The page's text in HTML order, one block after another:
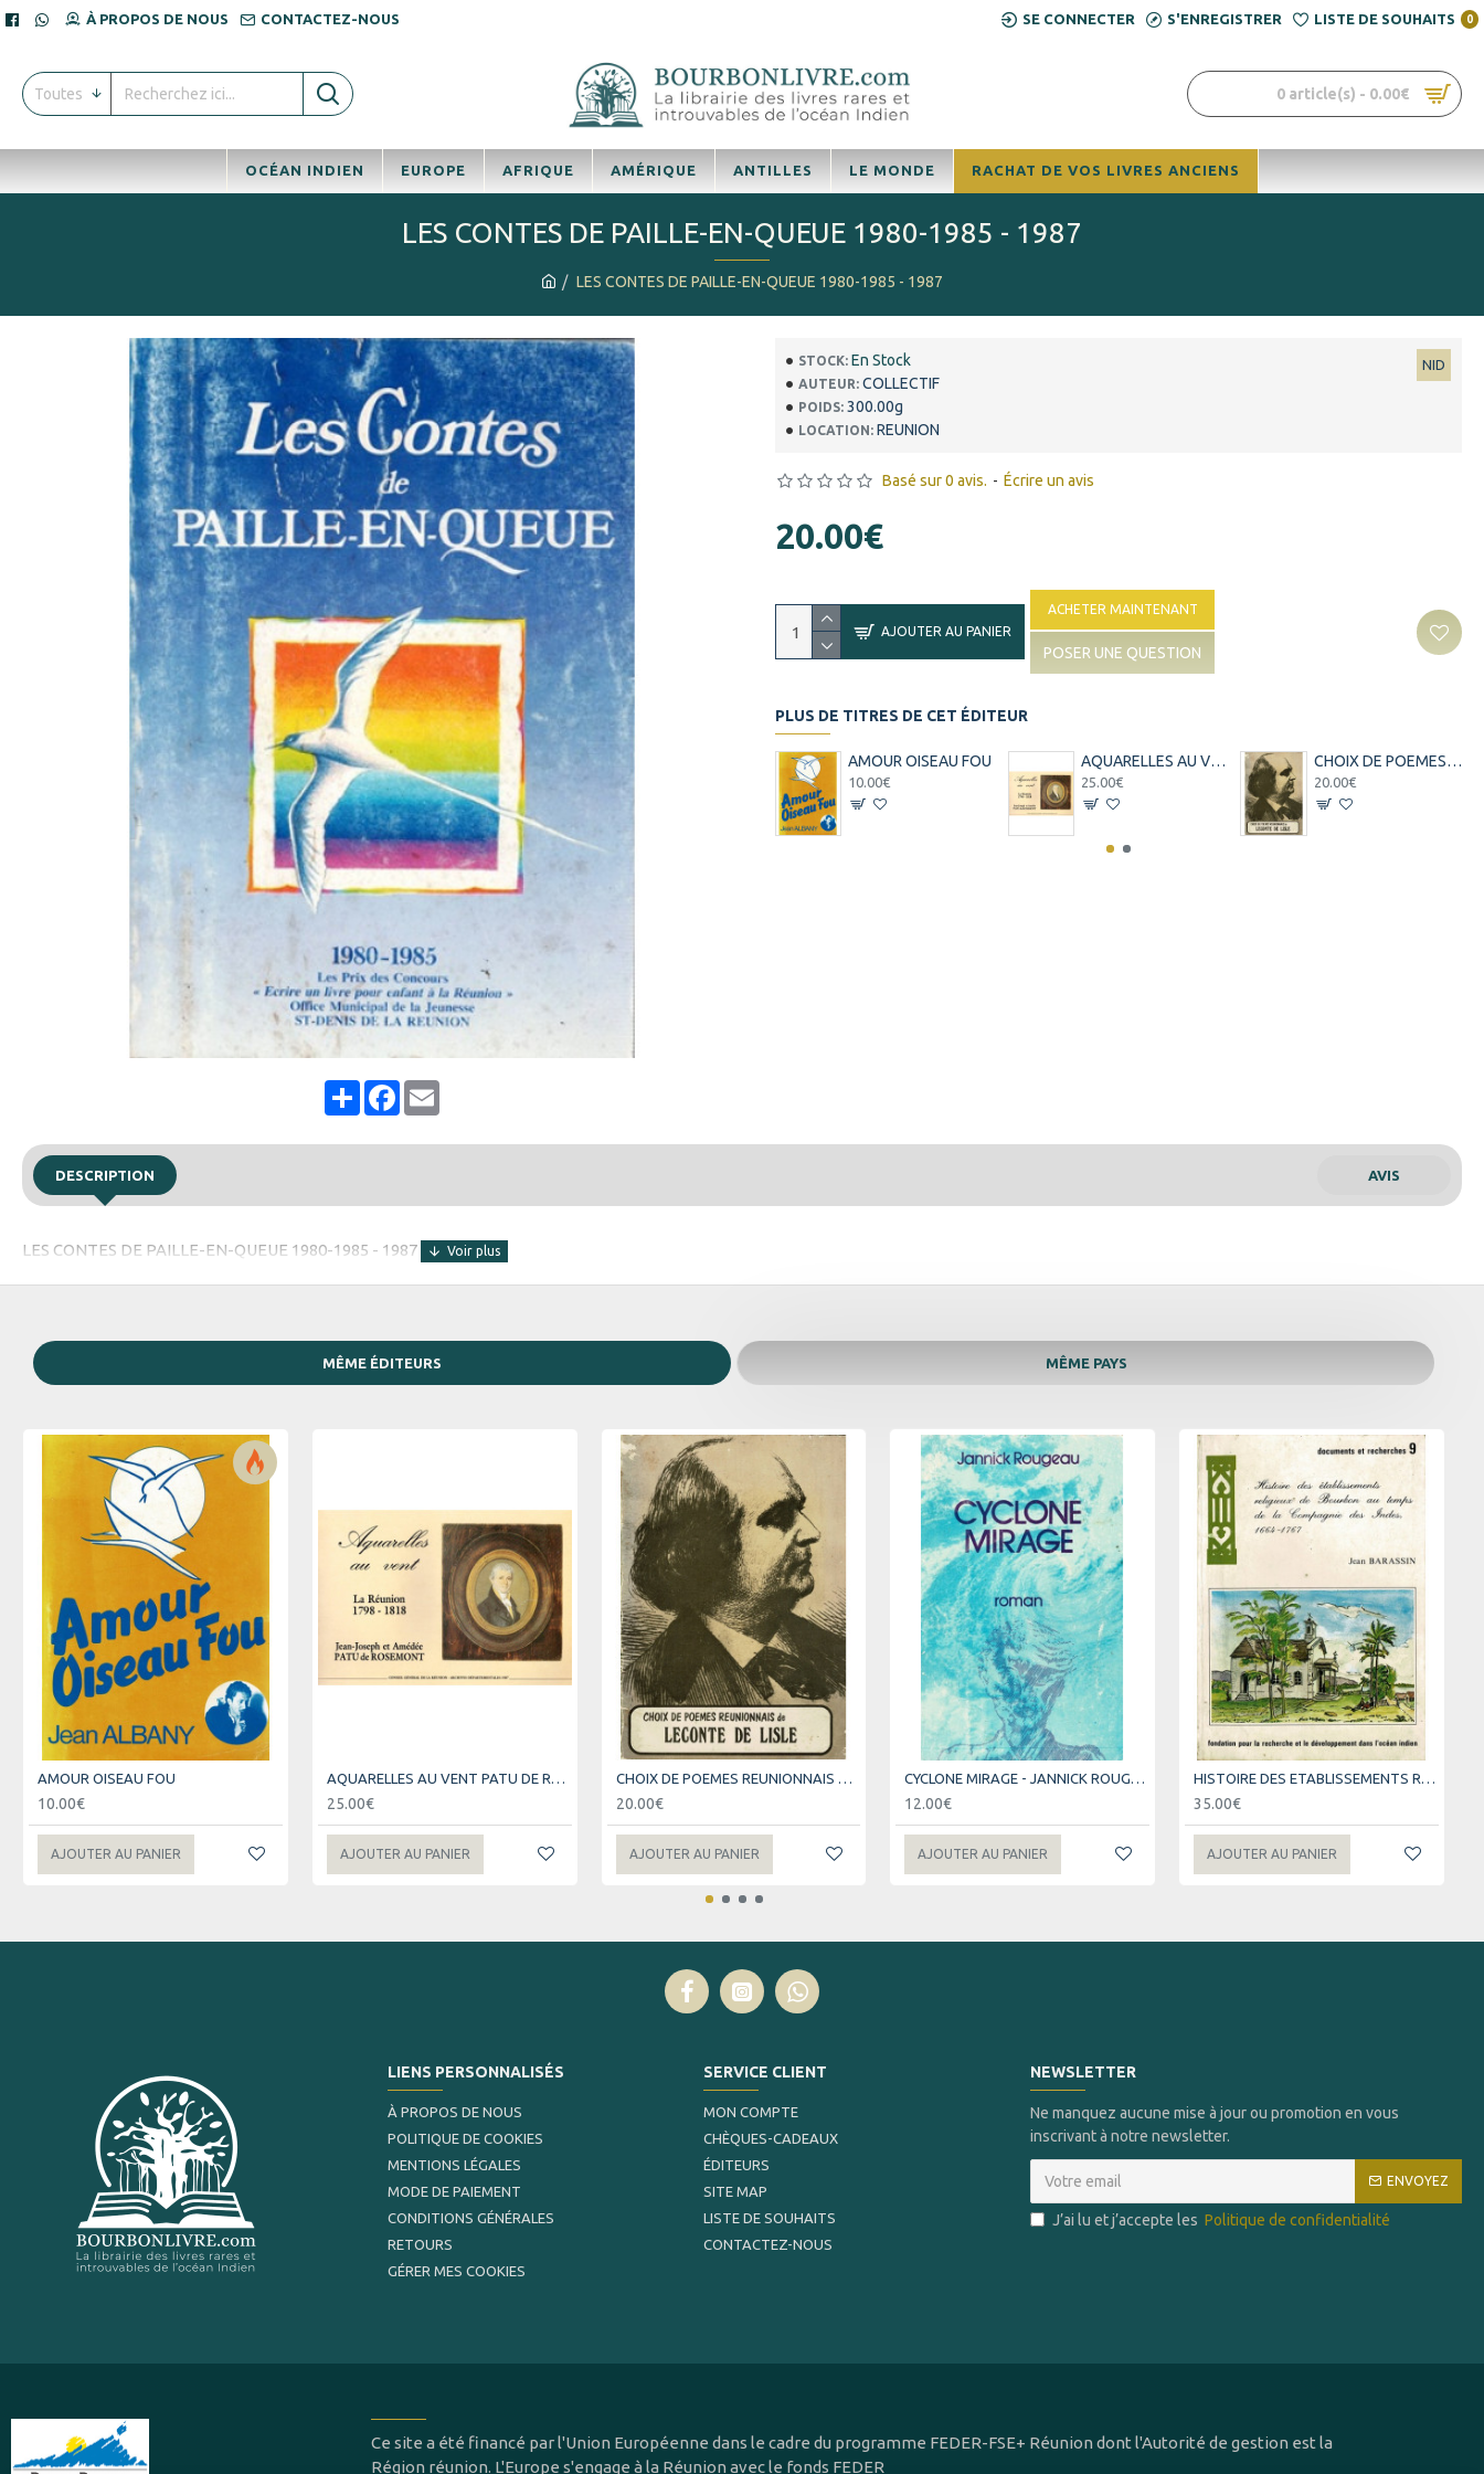
À PROPOS DE NOUS CONTACTEZ-NOUS SE CONNECTER S'ENREGISTRER LISTE DE SOUHAITS 0
Toutes 0 article(s) - 0.00€
OCÉAN INDIEN EUROPE AFRIQUE AMÉRIQUE ANTILLES LE MONDE RACHAT DE VOS LIVRES ANCIENS
LES CONTES DE PAILLE-EN-QUEUE 1980-1985 - 1987
LES CONTES DE PAILLE-EN-QUEUE 1980-1985 - 1987
ShareFacebook
Email
STOCK: En Stock
AUTEUR: COLLECTIF
POIDS: 300.00g
LOCATION: REUNION
NID
Basé sur 0 avis. - Écrire un avis
20.00€
AJOUTER AU PANIER
ACHETER MAINTENANT
POSER UNE QUESTION
PLUS DE TITRES DE CET ÉDITEUR
AMOUR OISEAU FOU
10.00€
AQUARELLES AU VENT PATU DE ROSEMONT - 1798 - 1818 (1988)
25.00€
CHOIX DE POEMES REUNIONNAIS DE LECONTE DE LISLE - IDRISS ISSOP BANIAN
20.00€
DESCRIPTION AVIS
LES CONTES DE PAILLE-EN-QUEUE 1980-1985 - 1987
MÊME ÉDITEURS MÊME PAYS
AMOUR OISEAU FOU
10.00€
AJOUTER AU PANIER
25.00€
AJOUTER AU PANIER
20.00€
AJOUTER AU PANIER
12.00€
AJOUTER AU PANIER
35.00€
AJOUTER AU PANIER
LIENS PERSONNALISÉS
À PROPOS DE NOUS
POLITIQUE DE COOKIES
MENTIONS LÉGALES
MODE DE PAIEMENT
CONDITIONS GÉNÉRALES
RETOURS
GÉRER MES COOKIES
SERVICE CLIENT
MON COMPTE
CHÈQUES-CADEAUX
ÉDITEURS
SITE MAP
LISTE DE SOUHAITS
CONTACTEZ-NOUS
NEWSLETTER
Ne manquez aucune mise à jour ou promotion en vous
inscrivant à notre newsletter.
ENVOYEZ
J’ai lu et j’accepte les Politique de confidentialité
Ce site a été financé par l'Union Européenne dans le cadre du programme FEDER-FSE+ Réunion dont l'Autorité de gestion est la
Région réunion. L'Europe s'engage à la Réunion avec le fonds FEDER